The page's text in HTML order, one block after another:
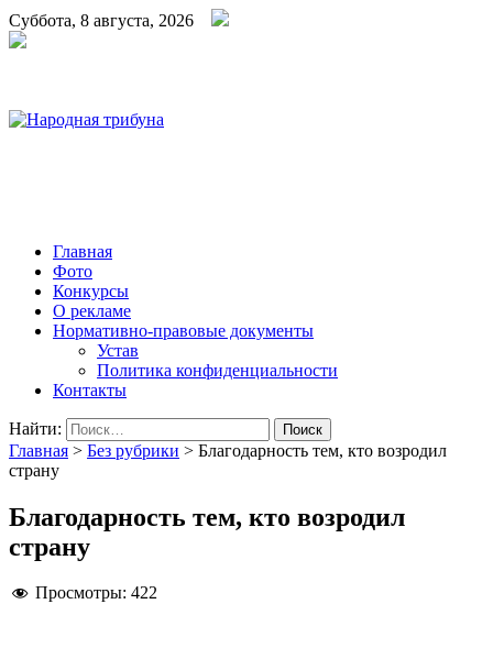
Суббота, 8 августа, 2026
Главная
Фото
Конкурсы
О рекламе
Нормативно-правовые документы
Устав
Политика конфиденциальности
Контакты
Найти:
Главная > Без рубрики > Благодарность тем, кто возродил
страну
Благодарность тем, кто возродил
страну
Просмотры: 422